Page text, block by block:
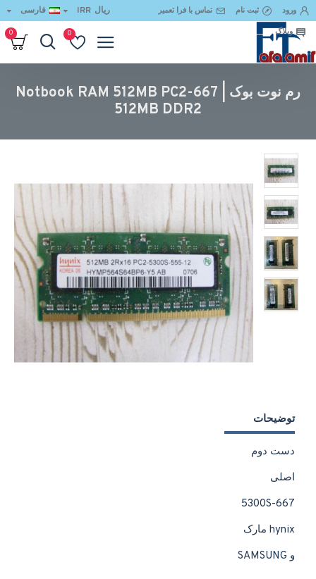
ورود ثبت نام تماس با فرا تعمیر
وبلاگ
ریال IRR فارسی
0
0
رم نوت بوک Notbook RAM 512MB PC2-667 |
512MB DDR2
توضیحات
دست دوم
اصلی
5300S-667
hynix مارک
و SAMSUNG